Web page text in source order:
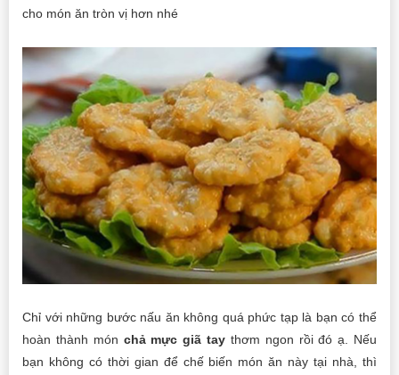
cho món ăn tròn vị hơn nhé
Chỉ với những bước nấu ăn không quá phức tạp là bạn có thể
hoàn thành món chả mực giã tay thơm ngon rồi đó ạ. Nếu
bạn không có thời gian để chế biến món ăn này tại nhà, thì